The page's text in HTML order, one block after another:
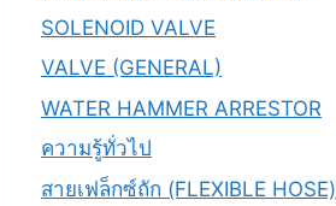
SOLENOID VALVE
VALVE (GENERAL)
WATER HAMMER ARRESTOR
ความรู้ทั่วไป
สายเฟล็กซ์ถัก (FLEXIBLE HOSE)